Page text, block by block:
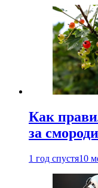
Как
за
1 год спустя10